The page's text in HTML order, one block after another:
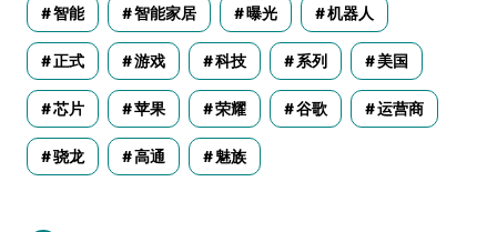
智能 智能家居 曝光 机器人
正式 游戏 科技 系列 美国
芯片 苹果 荣耀 谷歌 运营商
骁龙 高通 魅族